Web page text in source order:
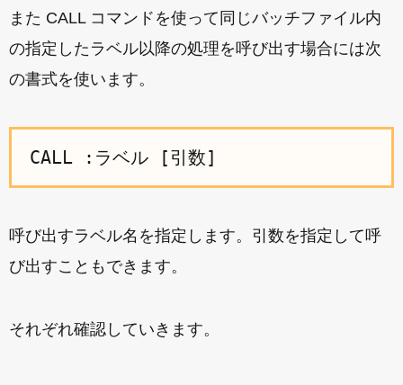
また CALL コマンドを使って同じバッチファイル内
の指定したラベル以降の処理を呼び出す場合には次
の書式を使います。
CALL :ラベル [引数]
呼び出すラベル名を指定します。引数を指定して呼
び出すこともできます。
それぞれ確認していきます。